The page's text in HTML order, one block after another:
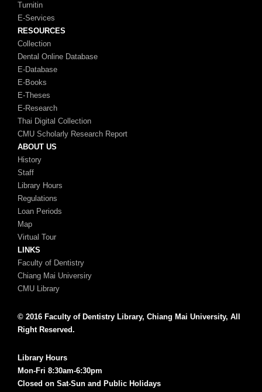
Turnitin
E-Services
RESOURCES
Collection
Dental Online Database
E-Database
E-Books
E-Theses
E-Research
Thai Digital Collection
CMU Scholarly Research Report
ABOUT US
History
Staff
Library Hours
Regulations
Loan Periods
Map
Virtual Tour
LINKS
Faculty of Dentistry
Chiang Mai Universiry
CMU Library
© 2016 Faculty of Dentistry Library, Chiang Mai University, All
Right Reserved.
Library Hours
Mon-Fri 8:30am-6:30pm
Closed on Sat-Sun and Public Holidays